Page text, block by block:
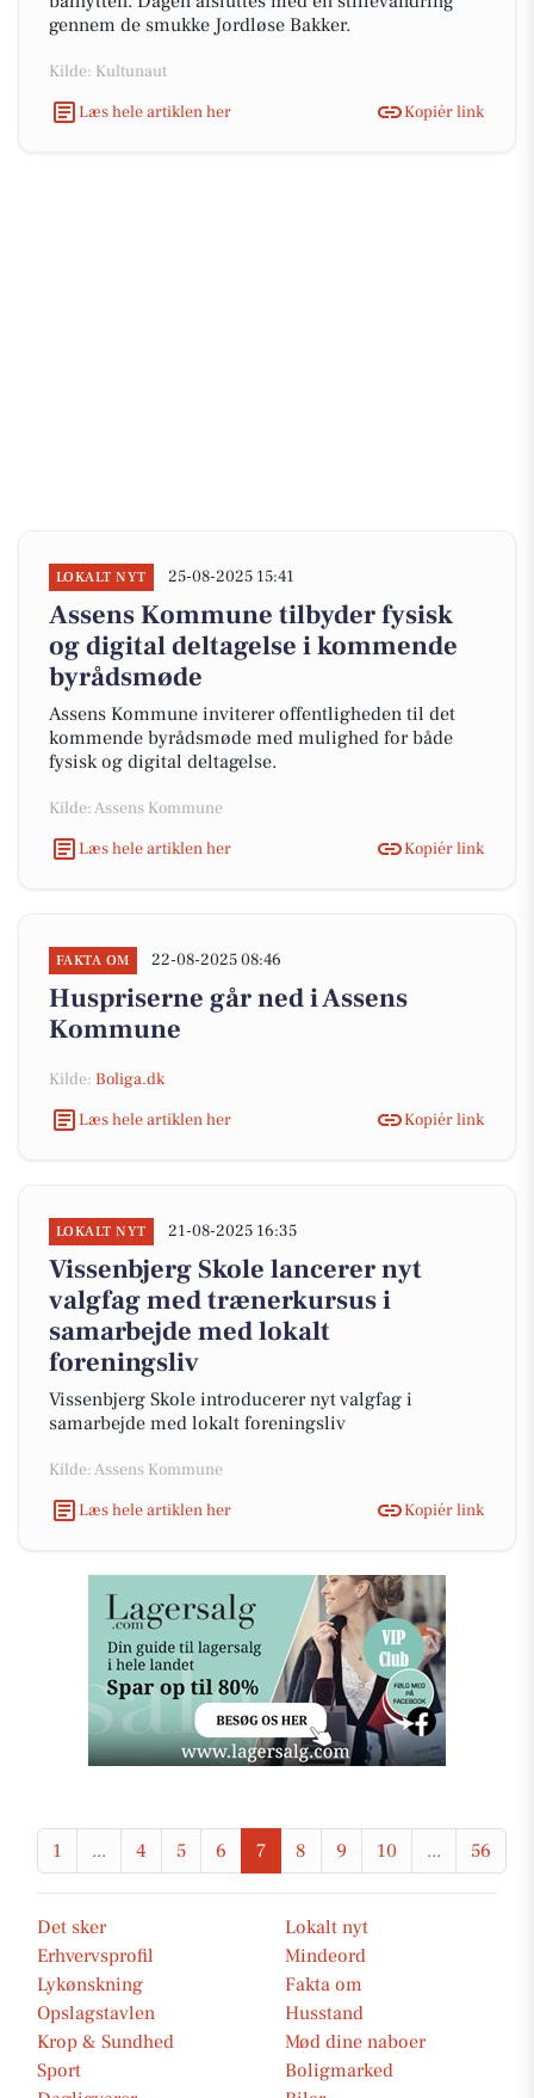
gennem de smukke Jordløse Bakker.
Kilde: Kultunaut
Læs hele artiklen her
Kopiér link
LOKALT NYT 25-08-2025 15:41
Assens Kommune tilbyder fysisk
og digital deltagelse i kommende
byrådsmøde
Assens Kommune inviterer offentligheden til det
kommende byrådsmøde med mulighed for både
fysisk og digital deltagelse.
Kilde: Assens Kommune
Læs hele artiklen her
Kopiér link
FAKTA OM 22-08-2025 08:46
Huspriserne går ned i Assens
Kommune
Kilde: Boliga.dk
Læs hele artiklen her
Kopiér link
LOKALT NYT 21-08-2025 16:35
Vissenbjerg Skole lancerer nyt
valgfag med trænerkursus i
samarbejde med lokalt
foreningsliv
Vissenbjerg Skole introducerer nyt valgfag i
samarbejde med lokalt foreningsliv
Kilde: Assens Kommune
Læs hele artiklen her
Kopiér link
1 ... 4 5 6 7 8 9 10 ... 56
Det sker
Lokalt nyt
Erhvervsprofil
Mindeord
Lykønskning
Fakta om
Opslagstavlen
Husstand
Krop & Sundhed
Mød dine naboer
Sport
Boligmarked